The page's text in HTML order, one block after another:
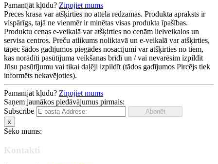
Pamanījāt kļūdu? Ziņojiet mums
Preces krāsa var atšķirties no attēlā redzamās. Produkta apraksts ir
vispārīgs, tajā ne vienmēr ir minētas visas produkta īpašības.
Produktu cenas e-veikalā var atšķirties no cenām lielveikalos un
servisa centros. Preču atlikums noliktavā un e-veikalā var atšķirties,
tāpēc šādos gadījumos piegādes nosacījumi var atšķirties no tiem,
kas norādīti pasūtījuma veikšanas brīdī un / vai nevarēsim izpildīt
Jūsu pasūtījumu vai tikai daļēji izpildīt (tādos gadījumos Pircējs tiek
informēts nekavējoties).
Pamanījāt kļūdu? Ziņojiet mums
Saņem jaunākos piedāvājumus pirmais:
Subscribe
x
Seko mums:
Kontakti